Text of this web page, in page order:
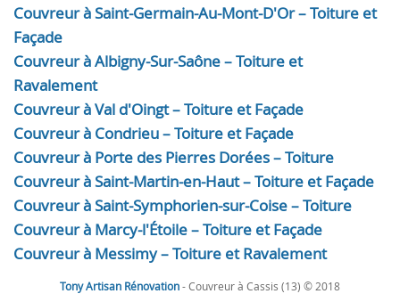
Couvreur à Saint-Germain-Au-Mont-D'Or – Toiture et
Façade
Couvreur à Albigny-Sur-Saône – Toiture et
Ravalement
Couvreur à Val d'Oingt – Toiture et Façade
Couvreur à Condrieu – Toiture et Façade
Couvreur à Porte des Pierres Dorées – Toiture
Couvreur à Saint-Martin-en-Haut – Toiture et Façade
Couvreur à Saint-Symphorien-sur-Coise – Toiture
Couvreur à Marcy-l'Étoile – Toiture et Façade
Couvreur à Messimy – Toiture et Ravalement
Tony Artisan Rénovation- Couvreur à Cassis (13) © 2018